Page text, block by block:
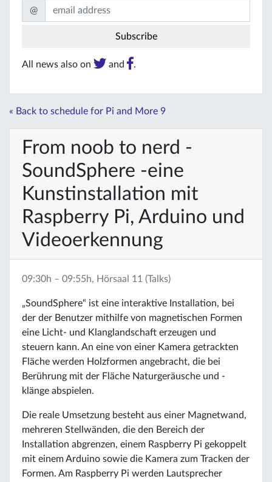
@
All news also on and .
« Back to schedule for Pi and More 9
From noob to nerd -
SoundSphere -eine
Kunstinstallation mit
Raspberry Pi, Arduino und
Videoerkennung
09:30h – 09:55h, Hörsaal 11 (Talks)
„SoundSphere“ ist eine interaktive Installation, bei
der der Benutzer mithilfe von magnetischen Formen
eine Licht- und Klanglandschaft erzeugen und
steuern kann. An eine von einer Kamera getrackten
Fläche werden Holzformen angebracht, die bei
Berührung mit der Fläche Naturgeräusche und -
klänge abspielen.
Die reale Umsetzung besteht aus einer Magnetwand,
mehreren Stellwänden, die den Bereich der
Installation abgrenzen, einem Raspberry Pi gekoppelt
mit einem Arduino sowie die Kamera zum Tracken der
Formen. Am Raspberry Pi werden Lautsprecher